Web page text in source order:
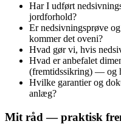
Har I udført
jordforhold?
Er nedsivningsprøve
kommer det oveni?
Hvad gør vi, hvis
Hvad er anbefalet
(fremtidssikring) — og
Hvilke garantier og
anlæg?
Mit råd — praktisk